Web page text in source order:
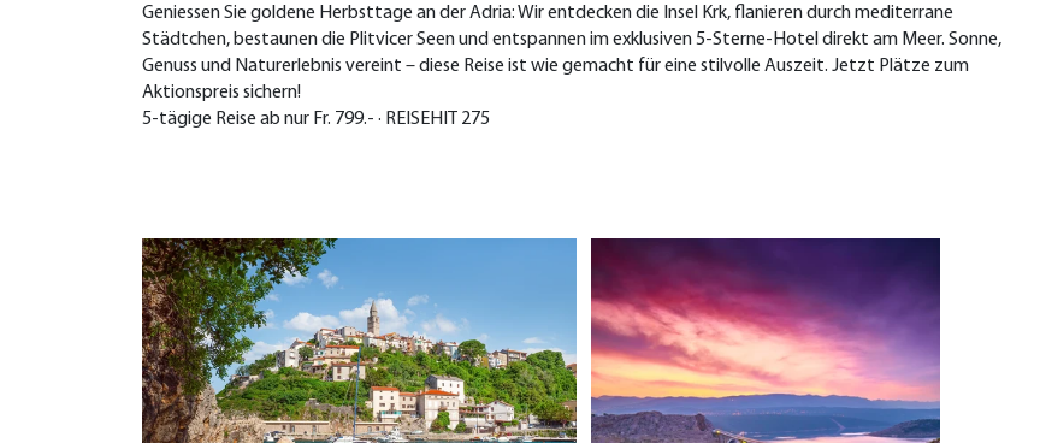
Geniessen Sie goldene Herbsttage an der Adria: Wir entdecken die Insel Krk, flanieren durch mediterrane
Städtchen, bestaunen die Plitvicer Seen und entspannen im exklusiven 5-Sterne-Hotel direkt am Meer. Sonne,
Genuss und Naturerlebnis vereint – diese Reise ist wie gemacht für eine stilvolle Auszeit. Jetzt Plätze zum
Aktionspreis sichern!
5-tägige Reise ab nur Fr. 799.- · REISEHIT 275